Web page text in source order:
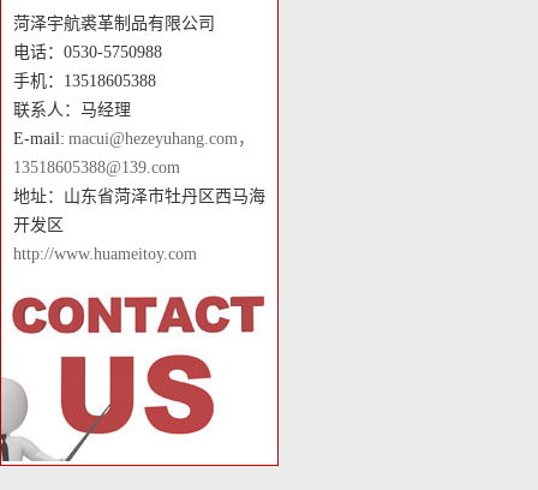
菏泽宇航裘革制品有限公司
电话：0530-5750988
手机：13518605388
联系人：马经理
E-mail: macui@hezeyuhang.com，
13518605388@139.com
地址：山东省菏泽市牡丹区西马海
开发区
http://www.huameitoy.com